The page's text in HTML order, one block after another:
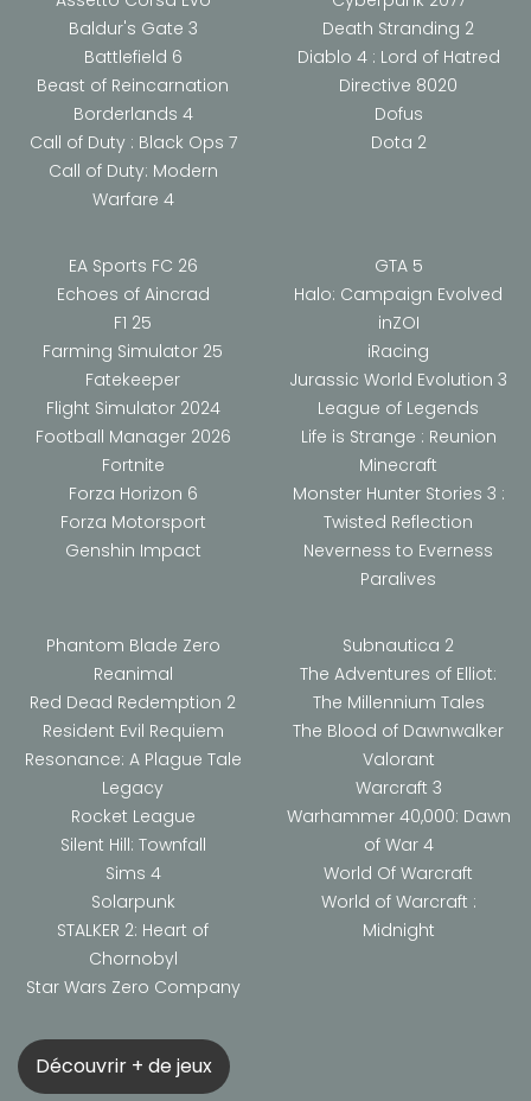
Baldur's Gate 3
Battlefield 6
Beast of Reincarnation
Borderlands 4
Call of Duty : Black Ops 7
Call of Duty: Modern
Warfare 4
Death Stranding 2
Diablo 4 : Lord of Hatred
Directive 8020
Dofus
Dota 2
EA Sports FC 26
Echoes of Aincrad
F1 25
Farming Simulator 25
Fatekeeper
Flight Simulator 2024
Football Manager 2026
Fortnite
Forza Horizon 6
Forza Motorsport
Genshin Impact
GTA 5
Halo: Campaign Evolved
inZOI
iRacing
Jurassic World Evolution 3
League of Legends
Life is Strange : Reunion
Minecraft
Monster Hunter Stories 3 :
Twisted Reflection
Neverness to Everness
Paralives
Phantom Blade Zero
Reanimal
Red Dead Redemption 2
Resident Evil Requiem
Resonance: A Plague Tale
Legacy
Rocket League
Silent Hill: Townfall
Sims 4
Solarpunk
STALKER 2: Heart of
Chornobyl
Star Wars Zero Company
Subnautica 2
The Adventures of Elliot:
The Millennium Tales
The Blood of Dawnwalker
Valorant
Warcraft 3
Warhammer 40,000: Dawn
of War 4
World Of Warcraft
World of Warcraft :
Midnight
Découvrir + de jeux